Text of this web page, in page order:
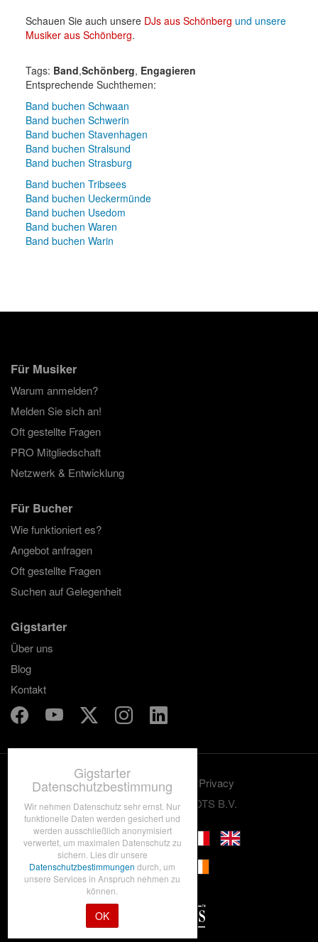
Schauen Sie auch unsere DJs aus Schönberg und unsere
Musiker aus Schönberg.
Tags: Band,Schönberg, Engagieren
Entsprechende Suchthemen:
Band buchen Schwaan
Band buchen Schwerin
Band buchen Stavenhagen
Band buchen Stralsund
Band buchen Strasburg
Band buchen Tribsees
Band buchen Ueckermünde
Band buchen Usedom
Band buchen Waren
Band buchen Warin
Für Musiker
Warum anmelden?
Melden Sie sich an!
Oft gestellte Fragen
PRO Mitgliedschaft
Netzwerk & Entwicklung
Für Bucher
Wie funktioniert es?
Angebot anfragen
Oft gestellte Fragen
Suchen auf Gelegenheit
Gigstarter
Über uns
Blog
Kontakt
Benutzungskonditionen
Privacy
© 2012-2026 GRASSROOTS B.V.
Gigstarter
Datenschutzbestimmung
Wir nehmen Datenschutz sehr ernst. Nur
funktionelle Daten werden gesichert und
werden ausschließlich anonymisiert
verwertet, um maximalen Datenschutz zu
sichern. Lies dir unsere
Datenschutzbestimmungendurch, um
unsere Services in Anspruch nehmen zu
können.
OK